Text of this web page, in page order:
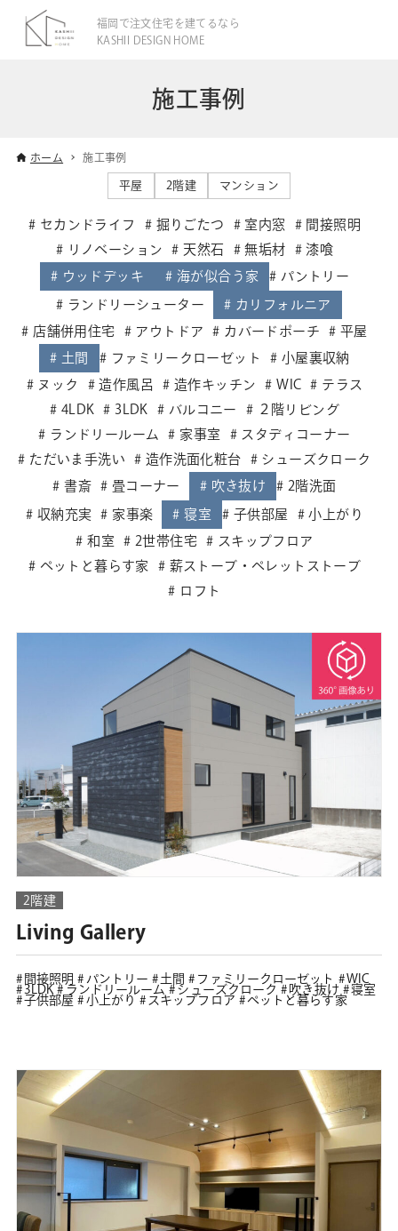
福岡で注文住宅を建てるなら
KASHII DESIGN HOME
施工事例
ホーム 施工事例
平屋 2階建 マンション
セカンドライフ 掘りごたつ 室内窓
間接照明
リノベーション
天然石 無垢材
漆喰
ウッドデッキ
海が似合う家 パントリー
ランドリーシューター
カリフォルニア
店舗併用住宅
アウトドア カバードポーチ
平屋
土間
ファミリークローゼット
小屋裏収納
ヌック
造作風呂 造作キッチン WIC
テラス
4LDK
3LDK バルコニー
２階リビング
ランドリールーム
家事室
スタディコーナー
ただいま手洗い
造作洗面化粧台
シューズクローク
書斎
畳コーナー 吹き抜け 2階洗面
収納充実 家事楽 寝室 子供部屋
小上がり
和室
2世帯住宅
スキップフロア
ペットと暮らす家
薪ストーブ・ペレットストーブ
ロフト
2階建
Living Gallery
間接照明 パントリー 土間 ファミリークローゼット
WIC
3LDK
ランドリールーム シューズクローク 吹き抜け
寝室
子供部屋
小上がり スキップフロア ペットと暮らす家